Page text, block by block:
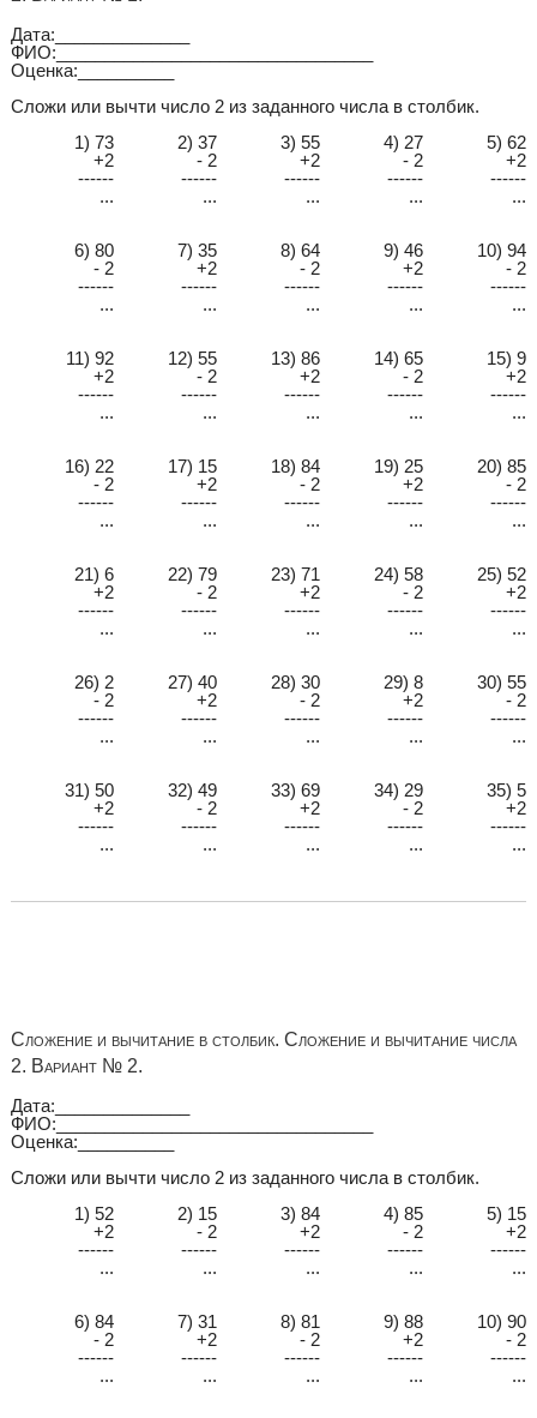
Дата:______________
ФИО:_________________________________
Оценка:__________
Сложи или вычти число 2 из заданного числа в столбик.
1) 73
2) 37 3) 55 4) 27
5) 62
+2
- 2 +2 - 2
+2
------
------ ------ ------
------
...
... ... ... ...
6) 80 7) 35 8) 64 9) 46
10) 94
- 2
+2 - 2 +2
- 2
------
------ ------ ------
------
...
... ... ... ...
11) 92 12) 55 13) 86 14) 65
15) 9
+2
- 2 +2 - 2
+2
------
------ ------ ------
------
...
... ... ... ...
16) 22 17) 15 18) 84 19) 25
20) 85
- 2
+2 - 2 +2
- 2
------
------ ------ ------
------
...
... ... ... ...
21) 6 22) 79 23) 71 24) 58
25) 52
+2
- 2 +2 - 2
+2
------
------ ------ ------
------
...
... ... ... ...
26) 2 27) 40 28) 30 29) 8
30) 55
- 2
+2 - 2 +2
- 2
------
------ ------ ------
------
...
... ... ... ...
31) 50 32) 49 33) 69 34) 29
35) 5
+2
- 2 +2 - 2
+2
------
------ ------ ------
------
...
... ... ... ...
Сложение и вычитание в столбик. Сложение и вычитание числа
2. Вариант № 2.
Дата:______________
ФИО:_________________________________
Оценка:__________
Сложи или вычти число 2 из заданного числа в столбик.
1) 52
2) 15 3) 84 4) 85
5) 15
+2
- 2 +2 - 2
+2
------
------ ------ ------
------
...
... ... ... ...
6) 84 7) 31 8) 81 9) 88
10) 90
- 2
+2 - 2 +2
- 2
------
------ ------ ------
------
...
... ... ... ...